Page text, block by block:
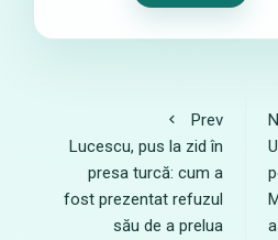
Prev
Lucescu, pus la zid în
presa turcă: cum a
fost prezentat refuzul
său de a prelua